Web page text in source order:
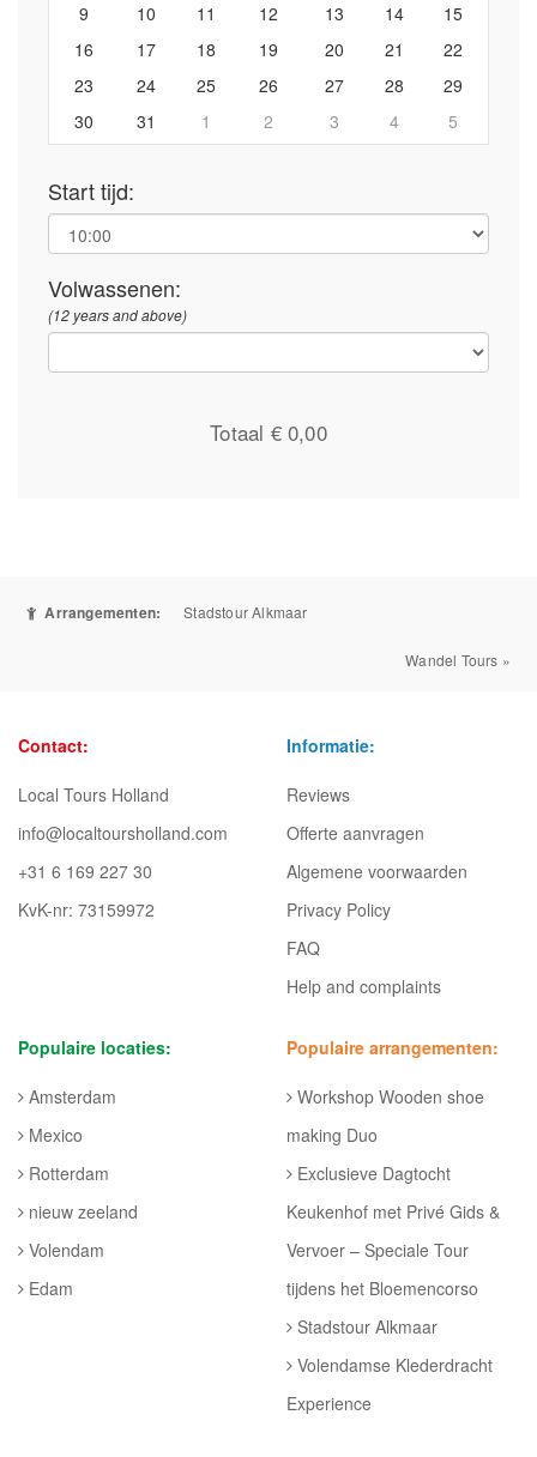
9
10 11 12 13 14
15
16
17 18 19 20 21
22
23
24 25 26 27 28
29
30
31 1 2 3 4 5
Start tijd:
Volwassenen:
(12 years and above)
Totaal € 0,00
Arrangementen: Stadstour Alkmaar
Wandel Tours »
Contact:
Local Tours Holland
info@localtoursholland.com
+31 6 169 227 30
KvK-nr: 73159972
Informatie:
Reviews
Offerte aanvragen
Algemene voorwaarden
Privacy Policy
FAQ
Help and complaints
Populaire locaties:
Amsterdam
Mexico
Rotterdam
nieuw zeeland
Volendam
Edam
Populaire arrangementen:
Workshop Wooden shoe
making Duo
Exclusieve Dagtocht
Keukenhof met Privé Gids &
Vervoer – Speciale Tour
tijdens het Bloemencorso
Stadstour Alkmaar
Volendamse Klederdracht
Experience